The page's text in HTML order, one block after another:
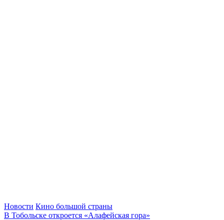
Новости Кино большой страны
В Тобольске откроется «Алафейская гора»